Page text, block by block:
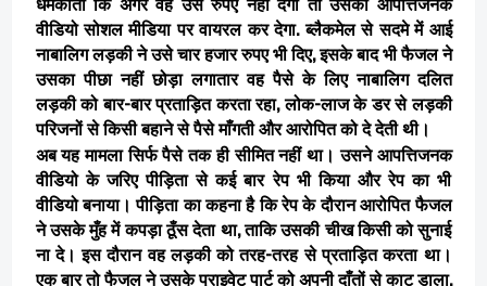
वीडियो सोशल मीडिया पर वायरल कर देगा. ब्लैकमेल से सदमे में आई
नाबालिग लड़की ने उसे चार हजार रुपए भी दिए, इसके बाद भी फैजल ने
उसका पीछा नहीं छोड़ा लगातार वह पैसे के लिए नाबालिग दलित
लड़की को बार-बार प्रताड़ित करता रहा, लोक-लाज के डर से लड़की
परिजनों से किसी बहाने से पैसे माँगती और आरोपित को दे देती थी।
अब यह मामला सिर्फ पैसे तक ही सीमित नहीं था। उसने आपत्तिजनक
वीडियो के जरिए पीड़िता से कई बार रेप भी किया और रेप का भी
वीडियो बनाया। पीड़िता का कहना है कि रेप के दौरान आरोपित फैजल
ने उसके मुँह में कपड़ा ठूँस देता था, ताकि उसकी चीख किसी को सुनाई
ना दे। इस दौरान वह लड़की को तरह-तरह से प्रताड़ित करता था।
एक बार तो फैजल ने उसके प्राइवेट पार्ट को अपनी दाँतों से काट डाला,